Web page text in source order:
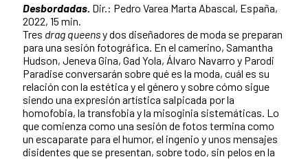
Desbordadas. Dir.: Pedro Varea Marta Abascal, España,
2022, 15 min.
Tres drag queensy dos diseñadores de moda se preparan
para una sesión fotográfica. En el camerino, Samantha
Hudson, Jeneva Gina, Gad Yola, Álvaro Navarro y Parodi
Paradise conversarán sobre qué es la moda, cuál es su
relación con la estética y el género y sobre cómo sigue
siendo una expresión artística salpicada por la
homofobia, la transfobia y la misoginia sistemáticas. Lo
que comienza como una sesión de fotos termina como
un escaparate para el humor, el ingenio y unos mensajes
disidentes que se presentan, sobre todo, sin pelos en la